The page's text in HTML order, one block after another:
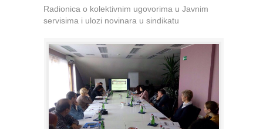
Radionica o kolektivnim ugovorima u Javnim
servisima i ulozi novinara u sindikatu